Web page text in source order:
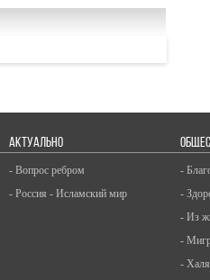
АКТУАЛЬНО
- Вопрос ребром
- Россия - Исламский мир
-
-
- Из
-
-